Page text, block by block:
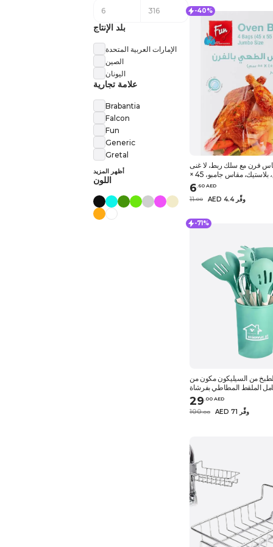
-40%
فرن مع سلك ربط، لا غنى
عنها، تحميص، بلاستيك، مقاس جامبو، 45 ×
6.60 AED
11.00 AED 4.4 وفِّر
-71%
من السيليكون مكون من
الملقط المطاطي بفرشاة
سباغيتي مع مقابض خشبية
للمطبخ من النساء والرجال
29 00 AED
100.00 AED 71 وفِّر
بلد الإنتاج
الإمارات العربية المتحدة
الصين
اليونان
علامة تجارية
Brabantia
Falcon
Fun
Generic
Gretal
أظهر المزيد
اللون